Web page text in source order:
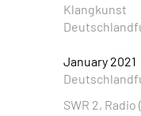
Klangkunst
January 2021
SWR 2, Radio